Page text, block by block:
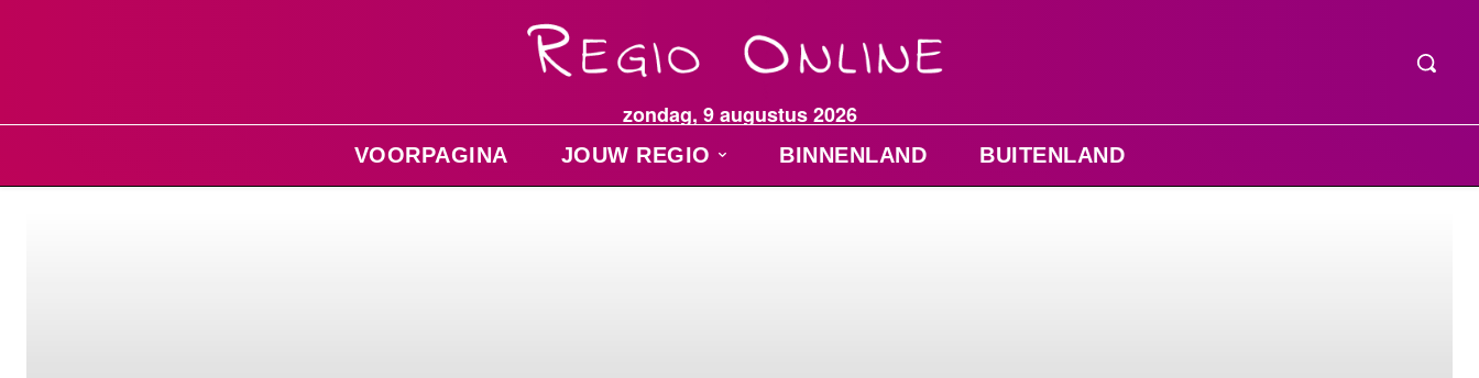
zondag, 9 augustus 2026
VOORPAGINA JOUW REGIO BINNENLAND BUITENLAND